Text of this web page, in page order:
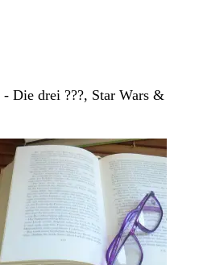
Die drei ???, Star Wars &